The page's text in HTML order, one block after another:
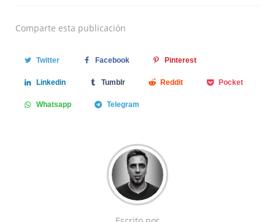
Comparte esta publicación
Twitter Facebook Pinterest
Linkedin Tumblr Reddit Pocket
Whatsapp Telegram